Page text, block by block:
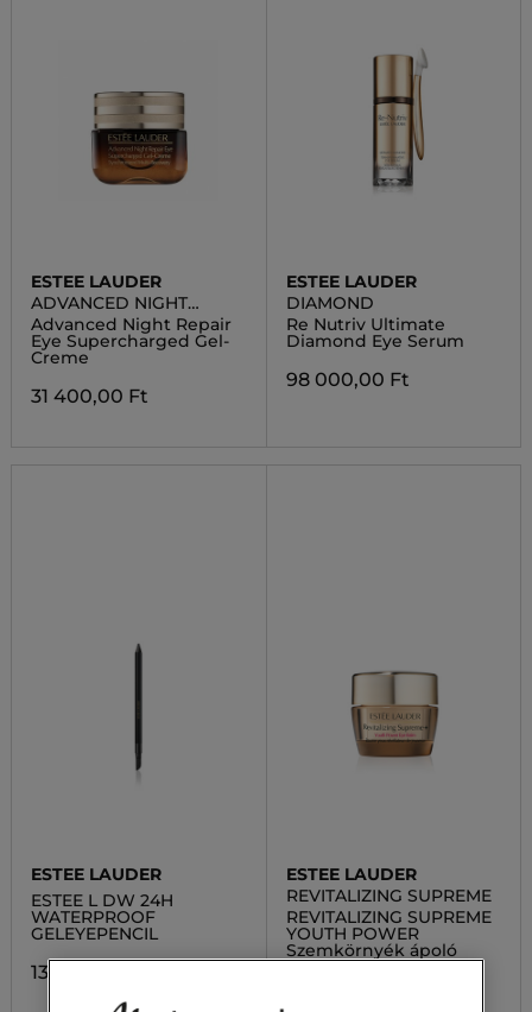
ESTEE LAUDER
ADVANCED NIGHT
REPAIR
Advanced Night Repair
Eye Supercharged Gel-
Creme
31 400,00 Ft
ESTEE LAUDER
DIAMOND
Re Nutriv Ultimate
Diamond Eye Serum
98 000,00 Ft
ESTEE LAUDER
ESTEE L DW 24H
WATERPROOF
GELEYEPENCIL
13 400,00 Ft
ESTEE LAUDER
REVITALIZING SUPREME
REVITALIZING SUPREME
YOUTH POWER
Szemkörnyék ápoló